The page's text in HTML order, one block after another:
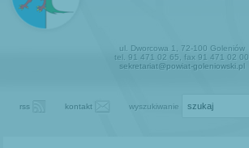
ul. Dworcowa 1, 72-100 Goleniów
tel. 91 471 02 65, fax 91 471 02 00
sekretariat@powiat-goleniowski.pl
rss kontakt wyszukiwanie